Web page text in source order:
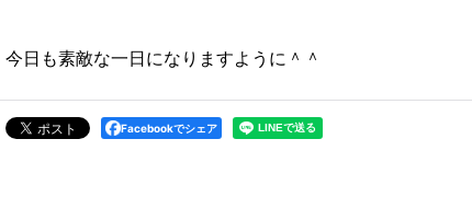
今日も素敵な一日になりますように＾＾
Facebookでシェア